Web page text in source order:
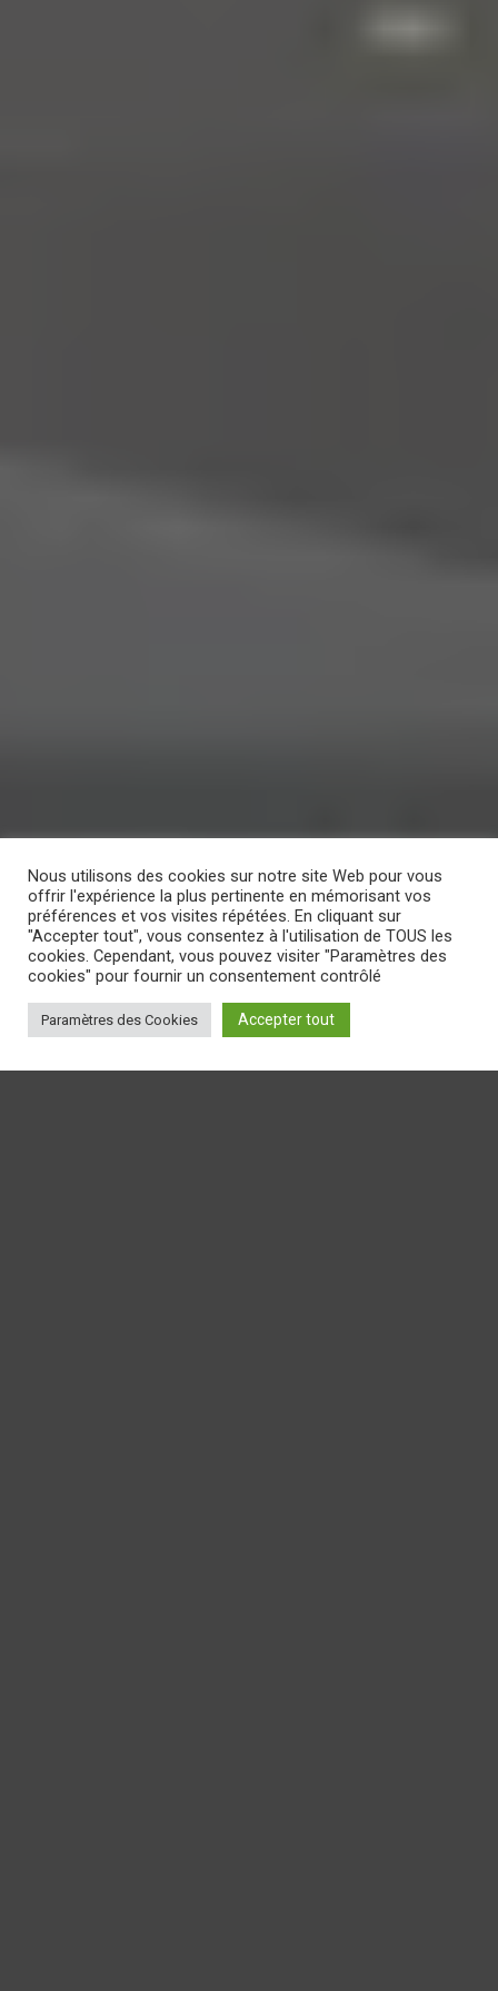
Nous utilisons des cookies sur notre site Web pour vous
offrir l'expérience la plus pertinente en mémorisant vos
préférences et vos visites répétées. En cliquant sur
"Accepter tout", vous consentez à l'utilisation de TOUS les
cookies. Cependant, vous pouvez visiter "Paramètres des
cookies" pour fournir un consentement contrôlé
Paramètres des Cookies Accepter tout